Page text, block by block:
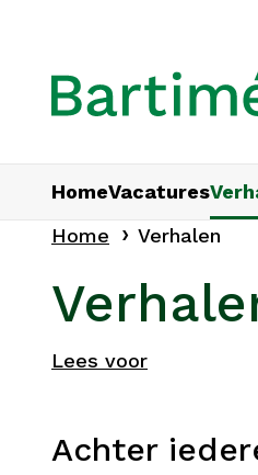
HomeVacatures
Home
Verhalen
Lees voor
Achter